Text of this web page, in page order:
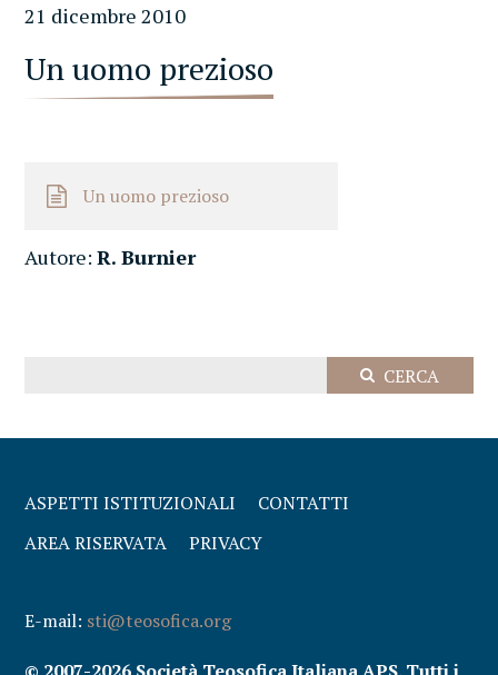
21 dicembre 2010
Un uomo prezioso
Un uomo prezioso
Autore:R. Burnier
ASPETTI ISTITUZIONALI
CONTATTI
AREA RISERVATA
PRIVACY
E-mail: sti@teosofica.org